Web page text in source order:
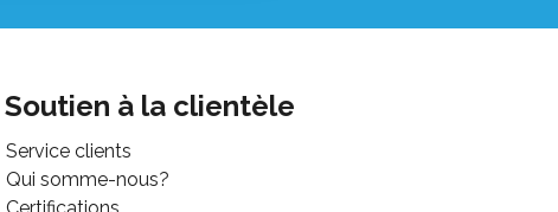
Soutien à la clientèle
Service clients
Qui somme-nous?